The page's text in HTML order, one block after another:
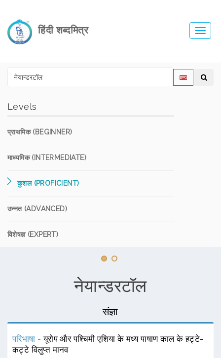
हिंदी शब्दमित्र
Levels
प्राथमिक (BEGINNER)
माध्यमिक (INTERMEDIATE)
कुशल (PROFICIENT)
उन्नत (ADVANCED)
विशेषज्ञ (EXPERT)
नेयान्डरटॉल
संज्ञा
परिभाषा -यूरोप और पश्चिमी एशिया के मध्य पाषाण काल के हट्टे-
कट्टे विलुप्त मानव